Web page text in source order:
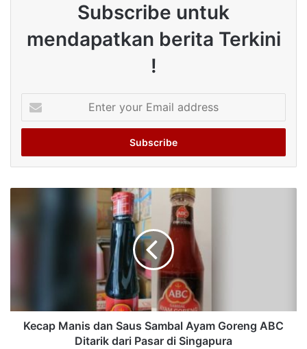
Subscribe untuk
mendapatkan berita Terkini
!
your
Email
Kecap Manis dan Saus Sambal Ayam Goreng ABC
Ditarik dari Pasar di Singapura